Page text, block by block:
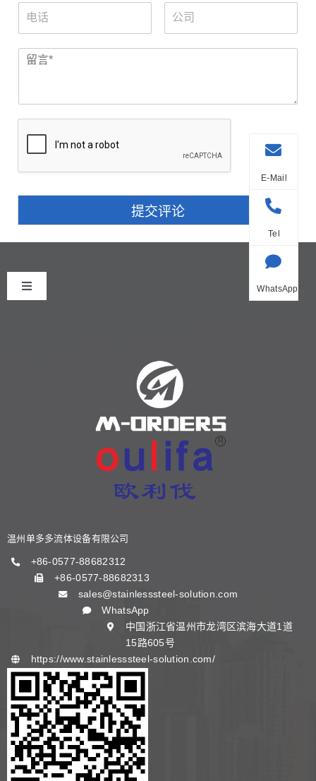
提交评论
Toggle
Navigation
联系我们
温州单多多流体设备有限公司
+86-0577-88682312
+86-0577-88682313
sales@stainlesssteel-solution.com
WhatsApp
中国浙江省温州市龙湾区滨海大道1道
15路605号
https://www.stainlesssteel-solution.com/
E-Mail
Tel
WhatsApp